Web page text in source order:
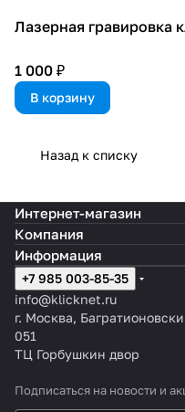
Лазерная гравировка
1 000 ₽
В корзину
Назад к списку
Интернет-магазин
Компания
Информация
+7 985 003-85-35
info@klicknet.ru
г. Москва,
051
ТЦ Горбушкин двор
Подписаться на новости и